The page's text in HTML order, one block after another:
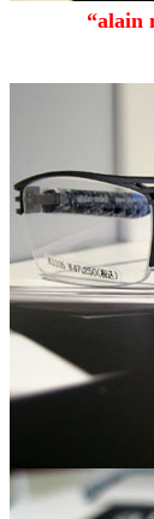
“alain